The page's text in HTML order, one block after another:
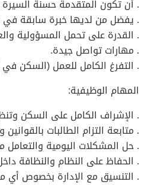
. أن تكون المتقدمة حسنة
. يفضل من لديها خبرة سابقة في
. القدرة على تحمل المسؤولية
. مهارات تواصل جيدة.
. التفرغ الكامل للعمل (السكن
المهام الوظيفية:
. الإشراف الكامل على السكن
. متابعة التزام الطالبات بالقوانين
. حل المشكلات اليومية والتعامل
. الحفاظ على النظام والنظافة
. التنسيق مع الإدارة بخصوص أي